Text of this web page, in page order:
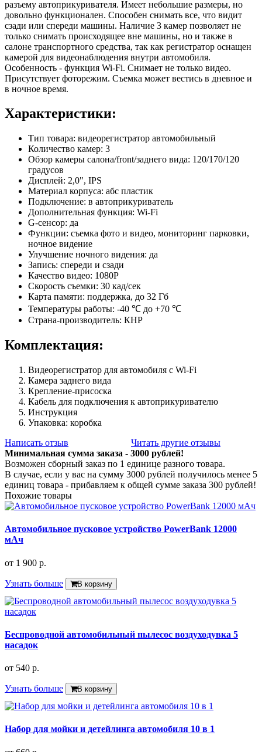
разъему автоприкуривателя. Имеет небольшие размеры, но
довольно функционален. Способен снимать все, что видит
сзади или спереди машины. Наличие 3 камер позволяет не
только снимать происходящее вне машины, но и также в
салоне транспортного средства, так как регистратор оснащен
камерой для видеонаблюдения внутри автомобиля.
Особенность - функция Wi-Fi. Снимает не только видео.
Присутствует фоторежим. Съемка может вестись в дневное и
в ночное время.
Характеристики:
Тип товара: видеорегистратор автомобильный
Количество камер: 3
Обзор камеры салона/front/заднего вида: 120/170/120
градусов
Дисплей: 2,0", IPS
Материал корпуса: абс пластик
Подключение: в автоприкуриватель
Дополнительная функция: Wi-Fi
G-сенсор: да
Функции: съемка фото и видео, мониторинг парковки,
ночное видение
Улучшение ночного видения: да
Запись: спереди и сзади
Качество видео: 1080P
Скорость съемки: 30 кад/сек
Карта памяти: поддержка, до 32 Гб
Температуры работы: -40 ℃ до +70 ℃
Страна-производитель: КНР
Комплектация:
Видеорегистратор для автомобиля с Wi-Fi
Камера заднего вида
Крепление-присоска
Кабель для подключения к автоприкуривателю
Инструкция
Упаковка: коробка
Написать отзыв
Читать другие отзывы
Минимальная сумма заказа - 3000 рублей!
Возможен сборный заказ по 1 единице разного товара.
В случае, если у вас на сумму 3000 рублей получилось менее 5
единиц товара - прибавляем к общей сумме заказа 300 рублей!
Похожие товары
Автомобильное пусковое устройство PowerBank 12000
мАч
от 1 900 р.
Узнать больше В корзину
Беспроводной автомобильный пылесос воздуходувка 5
насадок
от 540 р.
Узнать больше В корзину
Набор для мойки и детейлинга автомобиля 10 в 1